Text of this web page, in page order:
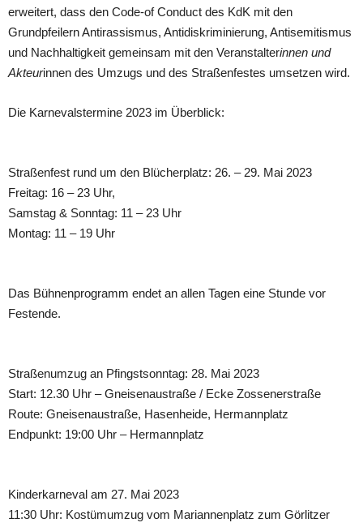
erweitert, dass den Code-of Conduct des KdK mit den
Grundpfeilern Antirassismus, Antidiskriminierung, Antisemitismus
und Nachhaltigkeit gemeinsam mit den Veranstalterinnen und
Akteurinnen des Umzugs und des Straßenfestes umsetzen wird.
Die Karnevalstermine 2023 im Überblick:
Straßenfest rund um den Blücherplatz: 26. – 29. Mai 2023
Freitag: 16 – 23 Uhr,
Samstag & Sonntag: 11 – 23 Uhr
Montag: 11 – 19 Uhr
Das Bühnenprogramm endet an allen Tagen eine Stunde vor
Festende.
Straßenumzug an Pfingstsonntag: 28. Mai 2023
Start: 12.30 Uhr – Gneisenaustraße / Ecke Zossenerstraße
Route: Gneisenaustraße, Hasenheide, Hermannplatz
Endpunkt: 19:00 Uhr – Hermannplatz
Kinderkarneval am 27. Mai 2023
11:30 Uhr: Kostümumzug vom Mariannenplatz zum Görlitzer